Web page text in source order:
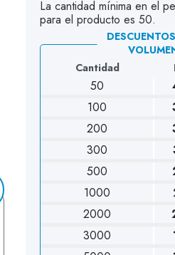
La cantidad mínima en el
para el producto es 50.
Cantidad
50
100
200
300
500
1000
2000
3000